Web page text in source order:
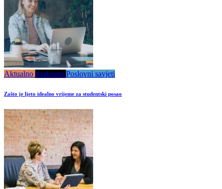
Aktualno Istaknuto Poslovni savjeti
Zašto je ljeto idealno vrijeme za studentski posao